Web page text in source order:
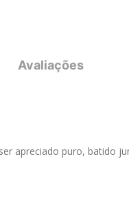
Avaliações
apreciado puro, batido